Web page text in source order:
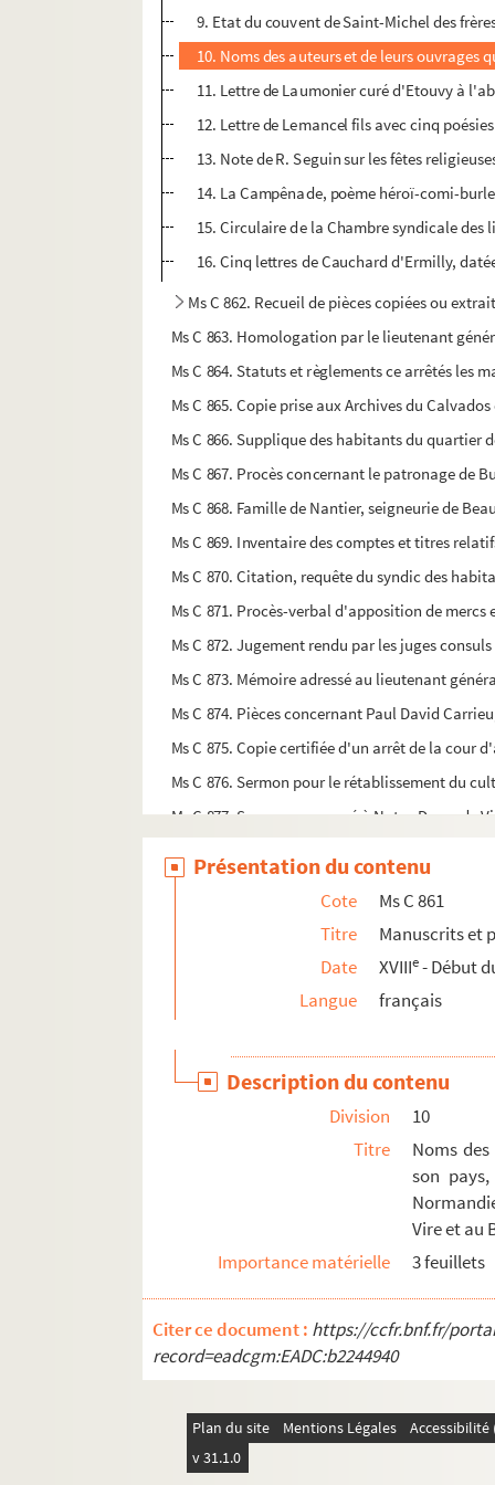
9. Etat du couvent de Saint-Michel des
10. Noms des auteurs et de leurs ouvrages
11. Lettre de Laumonier curé d'Etouvy à
12. Lettre de Lemancel fils avec cinq poésies
13. Note de R. Seguin sur les fêtes
14. La Campênade, poème héroï-comi-
15. Circulaire de la Chambre syndicale
16. Cinq lettres de Cauchard d'Ermilly,
Ms C 862. Recueil de pièces copiées ou
Ms C 863. Homologation par le lieutenant
Ms C 864. Statuts et règlements ce arrêtés les
Ms C 865. Copie prise aux Archives du
Ms C 866. Supplique des habitants du quartier
Ms C 867. Procès concernant le patronage de
Ms C 868. Famille de Nantier, seigneurie de
Ms C 869. Inventaire des comptes et titres
Ms C 870. Citation, requête du syndic des
Ms C 871. Procès-verbal d'apposition de
Ms C 872. Jugement rendu par les juges
Ms C 873. Mémoire adressé au lieutenant
Ms C 874. Pièces concernant Paul David
Ms C 875. Copie certifiée d'un arrêt de la cour
Ms C 876. Sermon pour le rétablissement du
Ms C 877. Sermon prononcé à Notre-Dame
Ms C 879. Poésies
Ms C 883. Lettre de Monsieur Brault
Ms C 884. Lettres autographes de René
Ms C 885. Lettre de la concierge de la mairie de
Ms C 886. Lettres autographes relatives aux
Ms C 887. Lettre du conseil municipal de Vire
Ms C 888. Tableau des élections de 1877 et
Ms C 889. Société viroise d'émulation :
Ms C 890. Historique de la commune de
Ms C 891. L'ermitage de Notre-Dame-des-
Ms C 892. L'ermitage de Notre-Dame-des-
Ms C 893. Discours de Monsieur Cazin en
Ms C 895. Articles de journaux français et
Ms C 896. Articles de journaux et de revues
Présentation du contenu
Cote
Ms C 861
Titre
Manuscrits et
Date
XVIIIe- Début
Langue
français
Description du contenu
Division
10
Titre
Noms
son
Vire et au
Importance matérielle
3 feuillets
Citer ce document : https://ccfr.bnf.fr/
record=eadcgm:EADC:b2244940
Plan du site Mentions Légales
v 31.1.0